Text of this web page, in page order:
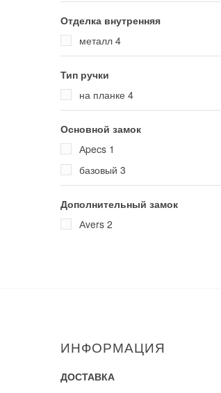
Отделка внутренняя
металл 4
Тип ручки
на планке 4
Основной замок
Аpecs 1
базовый 3
Дополнительный замок
Аvers 2
ИНФОРМАЦИЯ
ДОСТАВКА